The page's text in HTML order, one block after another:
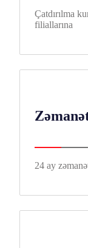
Çatdırılma
filiallarına
24 ay